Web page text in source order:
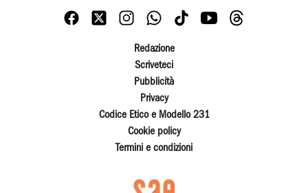
Redazione
Scriveteci
Pubblicità
Privacy
Codice Etico e Modello 231
Cookie policy
Termini e condizioni